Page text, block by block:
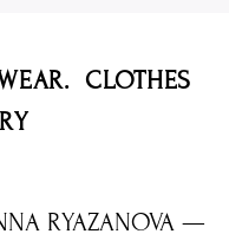
CLOTHES
RYAZANOVA —